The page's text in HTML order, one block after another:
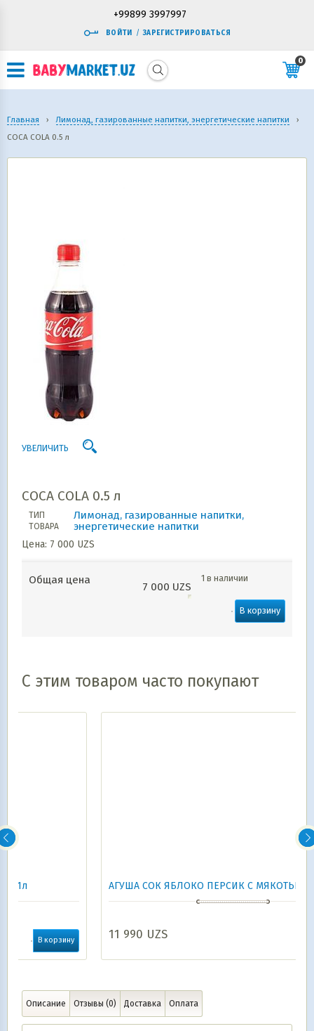
+99899 3997997
ВОЙТИ / ЗАРЕГИСТРИРОВАТЬСЯ
0
Главная › Лимонад, газированные напитки, энергетические напитки
›
COCA COLA 0.5 л
УВЕЛИЧИТЬ
COCA COLA 0.5 л
ТИП
ТОВАРА
Лимонад, газированные напитки,
энергетические напитки
Цена: 7 000 UZS
Общая цена
7 000 UZS
1 в наличии
В корзину
С этим товаром часто покупают
АГУША СОК ЯБЛОКО ПЕРСИК С МЯКОТЬЮ 200мл
11 990
Описание Отзывы (0) Доставка Оплата